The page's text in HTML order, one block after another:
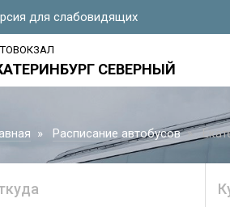
для слабовидящих
СЕВЕРНЫЙ
Расписание автобусов